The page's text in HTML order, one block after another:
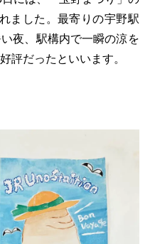
ました。最寄りの宇野駅
夜、駅構内で一瞬の涼を
評だったといいます。